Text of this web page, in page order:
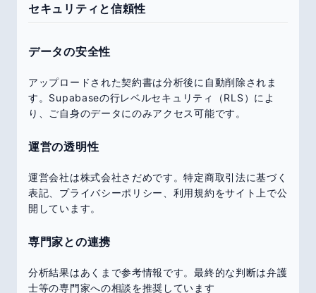
セキュリティと信頼性
データの安全性
アップロードされた契約書は分析後に自動削除されま
す。Supabaseの行レベルセキュリティ（RLS）によ
り、ご自身のデータにのみアクセス可能です。
運営の透明性
運営会社は株式会社さだめです。特定商取引法に基づく
表記、プライバシーポリシー、利用規約をサイト上で公
開しています。
専門家との連携
分析結果はあくまで参考情報です。最終的な判断は弁護
士等の専門家への相談を推奨しています